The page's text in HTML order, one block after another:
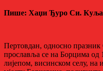
Пише: Хаџи Ђуро Си.
Пертовдан, односно
прославља се на Борцима од
лијепом, висинском селу,